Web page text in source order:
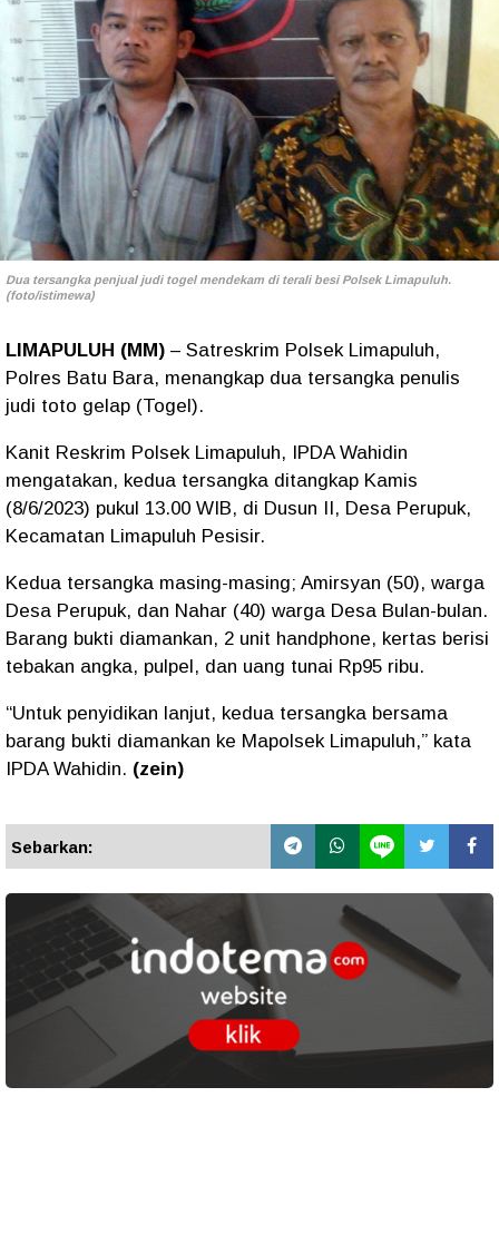
Dua tersangka penjual judi togel mendekam di terali besi Polsek Limapuluh.
(foto/istimewa)
LIMAPULUH (MM) – Satreskrim Polsek Limapuluh,
Polres Batu Bara, menangkap dua tersangka penulis
judi toto gelap (Togel).
Kanit Reskrim Polsek Limapuluh, IPDA Wahidin
mengatakan, kedua tersangka ditangkap Kamis
(8/6/2023) pukul 13.00 WIB, di Dusun II, Desa Perupuk,
Kecamatan Limapuluh Pesisir.
Kedua tersangka masing-masing; Amirsyan (50), warga
Desa Perupuk, dan Nahar (40) warga Desa Bulan-bulan.
Barang bukti diamankan, 2 unit handphone, kertas berisi
tebakan angka, pulpel, dan uang tunai Rp95 ribu.
“Untuk penyidikan lanjut, kedua tersangka bersama
barang bukti diamankan ke Mapolsek Limapuluh,” kata
IPDA Wahidin. (zein)
Sebarkan: